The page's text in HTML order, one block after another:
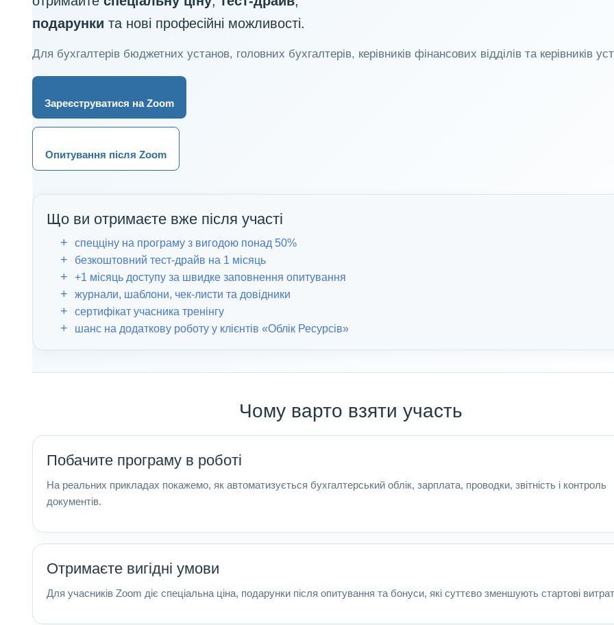
За
подарунки та нові професійні можливості.
Для бухгалтерів бюджетних установ, головних бухгалтерів, керівників фінансових відділів та керівників
Зареєструватися на Zoom
Опитування після Zoom
Що ви отримаєте вже після участі
спецціну на програму з вигодою понад 50%
безкоштовний тест-драйв на 1 місяць
+1 місяць доступу за швидке заповнення опитування
журнали, шаблони, чек-листи та довідники
сертифікат учасника тренінгу
шанс на додаткову роботу у клієнтів «Облік Ресурсів»
Чому варто взяти участь
Побачите програму в роботі
На реальних прикладах покажемо, як автоматизується бухгалтерський облік, зарплата, проводки, звітність і контроль
документів.
Отримаєте вигідні умови
Для учасників Zoom діє спеціальна ціна, подарунки після опитування та бонуси, які суттєво зменшують стартові